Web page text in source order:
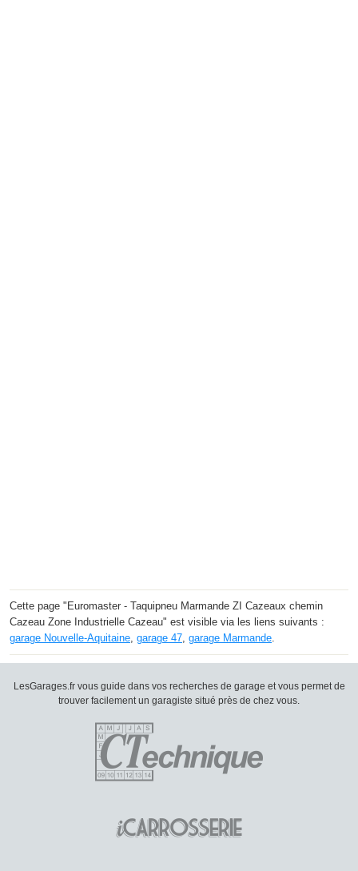
Cette page "Euromaster - Taquipneu Marmande ZI Cazeaux chemin
Cazeau Zone Industrielle Cazeau" est visible via les liens suivants :
garage Nouvelle-Aquitaine garage 47 garage Marmande
LesGarages.fr vous guide dans vos recherches de garage et vous permet de
trouver facilement un garagiste situé près de chez vous.